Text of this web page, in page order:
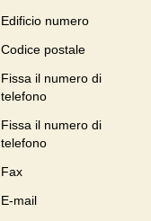
Edificio numero
Codice postale
Fissa il numero di
telefono
Fissa il numero di
telefono
Fax
E-mail